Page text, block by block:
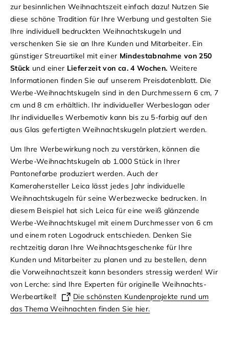
zur besinnlichen Weihnachtszeit einfach dazu! Nutzen Sie
diese schöne Tradition für Ihre Werbung und gestalten Sie
Ihre individuell bedruckten Weihnachtskugeln und
verschenken Sie sie an Ihre Kunden und Mitarbeiter. Ein
günstiger Streuartikel mit einer Mindestabnahme von 250
Stück und einer Lieferzeit von ca. 4 Wochen. Weitere
Informationen finden Sie auf unserem Preisdatenblatt. Die
Werbe-Weihnachtskugeln sind in den Durchmessern 6 cm, 7
cm und 8 cm erhältlich. Ihr individueller Werbeslogan oder
Ihr individuelles Werbemotiv kann bis zu 5-farbig auf den
aus Glas gefertigten Weihnachtskugeln platziert werden.
Um Ihre Werbewirkung noch zu verstärken, können die
Werbe-Weihnachtskugeln ab 1.000 Stück in Ihrer
Pantonefarbe produziert werden.Auch der
Kamerahersteller Leica lässt jedes Jahr individuelle
Weihnachtskugeln für seine Werbezwecke bedrucken. In
diesem Beispiel hat sich Leica für eine weiß glänzende
Werbe-Weihnachtskugel mit einem Durchmesser von 6 cm
und einem roten Logodruck entschieden. Denken Sie
rechtzeitig daran Ihre Weihnachtsgeschenke für Ihre
Kunden und Mitarbeiter zu planen und zu bestellen, denn
die Vorweihnachtszeit kann besonders stressig werden! Wir
von Lerche: sind Ihre Experten für originelle Weihnachts-
Werbeartikel!
Die schönsten Kundenprojekte rund um
das Thema Weihnachten finden Sie hier.